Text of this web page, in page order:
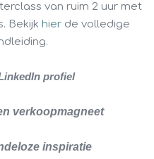
van ruim 2 uur met
Bekijk hier de volledige
profiel
verkoopmagneet
inspiratie